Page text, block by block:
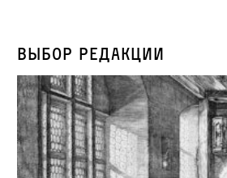
Выбор редакции